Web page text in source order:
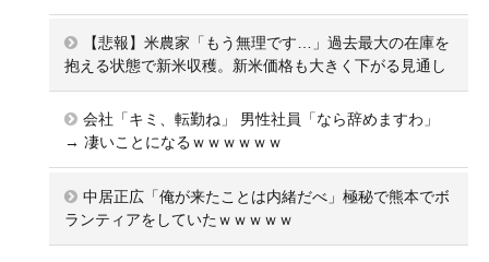
【悲報】米農家「もう無理です…」過去最大の在庫を
抱える状態で新米収穫。新米価格も大きく下がる見通し
会社「キミ、転勤ね」 男性社員「なら辞めますわ」
→ 凄いことになるｗｗｗｗｗｗ
中居正広「俺が来たことは内緒だべ」極秘で熊本でボ
ランティアをしていたｗｗｗｗｗ